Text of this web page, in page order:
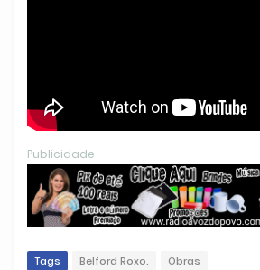
Publicidade
Tags Belford Roxo. Obras